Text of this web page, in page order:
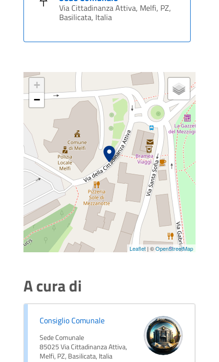
Via Cittadinanza Attiva, Melfi, PZ,
Basilicata, Italia
+
−
Leaflet | ©OpenStreetMap
A cura di
Consiglio Comunale
Sede Comunale
85025 Via Cittadinanza Attiva,
Melfi, PZ, Basilicata, Italia